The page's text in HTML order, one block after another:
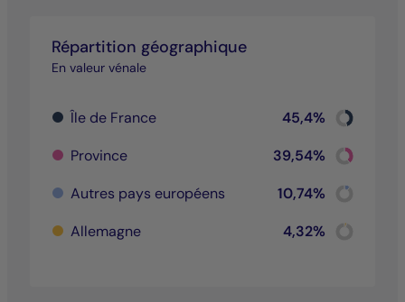
Répartition géographique
En valeur vénale
Île de France 45,4% Chart
Pie chart
Province 39,54% Chart
Pie chart
Autres pays européens 10,74% Chart
End of
Allemagne 4,32% Chart